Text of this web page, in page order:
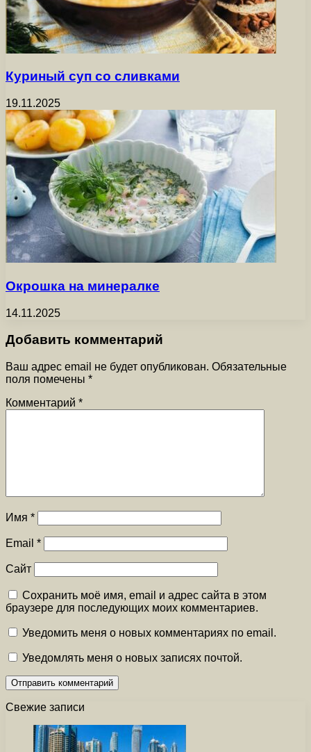
Куриный суп со сливками
19.11.2025
Окрошка на минералке
14.11.2025
Добавить комментарий
Ваш адрес email не будет опубликован. Обязательные
поля помечены *
Комментарий *
Имя *
Email *
Сайт
Сохранить моё имя, email и адрес сайта в этом
браузере для последующих моих комментариев.
Уведомить меня о новых комментариях по email.
Уведомлять меня о новых записях почтой.
Свежие записи